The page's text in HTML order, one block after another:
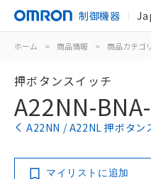
制御機器
ホーム > 商品情報 > 商品カテゴリ
押ボタンスイッチ
A22NN-
A22NN / A22NL 押ボタン
マイリストに追加